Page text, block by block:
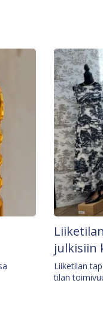
julkisiin
Liiketilan
tilan